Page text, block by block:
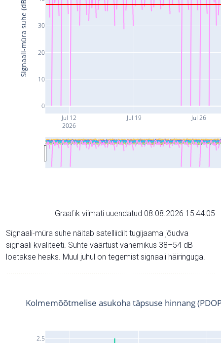
Jul 12
2026
Jul 19 Jul 26
0
10
20
30
Signaali-müra suhe (dB)
Graafik viimati uuendatud 08.08.2026 15:44:05
Signaali-müra suhe näitab satelliidilt tugijaama jõudva
signaali kvaliteeti. Suhte väärtust vahemikus 38–54 dB
loetakse heaks. Muul juhul on tegemist signaali häiringuga.
2.5
Kolmemõõtmelise asukoha täpsuse hinnang